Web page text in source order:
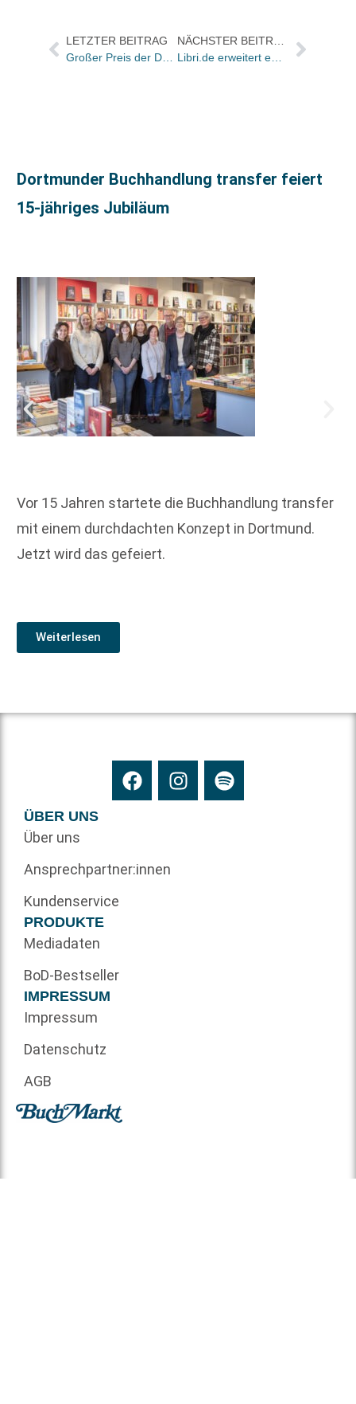
LETZTER BEITRAG
Großer Preis der Deutschen Akademie für Kinder- und Jugendliteratur an Max Bolliger, Volkacher Taler an Dr. Manfred Altner und Heinrich Wimmer
Dortmunder Buchhandlung transfer feiert
15-jähriges Jubiläum
Vor 15 Jahren startete die Buchhandlung transfer
mit einem durchdachten Konzept in Dortmund.
Jetzt wird das gefeiert.
Weiterlesen
ÜBER UNS
Über uns
Ansprechpartner:innen
Kundenservice
PRODUKTE
Mediadaten
BoD-Bestseller
IMPRESSUM
Impressum
Datenschutz
AGB